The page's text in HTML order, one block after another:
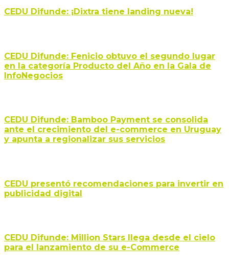
CEDU Difunde: ¡Dixtra tiene landing nueva!
CEDU Difunde: Fenicio obtuvo el segundo lugar
en la categoría Producto del Año en la Gala de
InfoNegocios
CEDU Difunde: Bamboo Payment se consolida
ante el crecimiento del e-commerce en Uruguay
y apunta a regionalizar sus servicios
CEDU presentó recomendaciones para invertir en
publicidad digital
CEDU Difunde: Million Stars llega desde el cielo
para el lanzamiento de su e-Commerce